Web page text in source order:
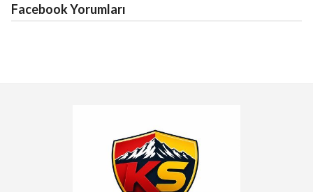
Facebook Yorumları